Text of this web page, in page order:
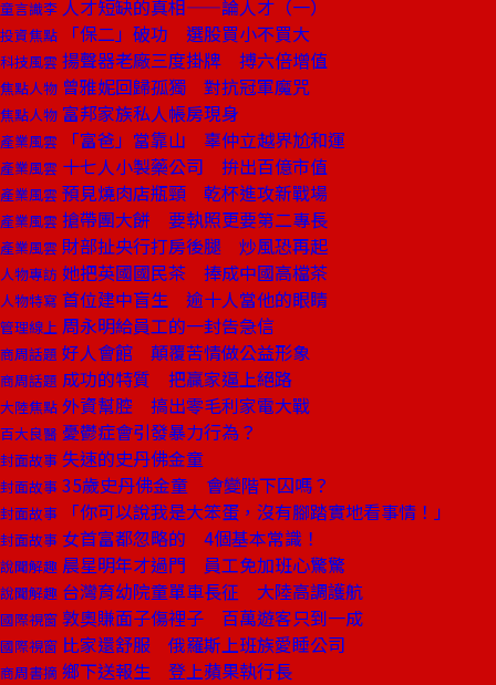
童言識李 人才短缺的真相——論人才（一）
投資焦點 「保二」破功 選股買小不買大
科技風雲 揚聲器老廠三度掛牌 搏六倍增值
焦點人物 曾雅妮回歸孤獨 對抗冠軍魔咒
焦點人物 富邦家族私人帳房現身
產業風雲 「富爸」當靠山 辜仲立越界尬和運
產業風雲 十七人小製藥公司 拚出百億市值
產業風雲 預見燒肉店瓶頸 乾杯進攻新戰場
產業風雲 搶帶團大餅 要執照更要第二專長
產業風雲 財部扯央行打房後腿 炒風恐再起
人物專訪 她把英國國民茶 捧成中國高檔茶
人物特寫 首位建中盲生 逾十人當他的眼睛
管理線上 周永明給員工的一封告急信
商周話題 好人會館 顛覆苦情做公益形象
商周話題 成功的特質 把贏家逼上絕路
大陸焦點 外資幫腔 搞出零毛利家電大戰
百大良醫 憂鬱症會引發暴力行為？
封面故事 失速的史丹佛金童
封面故事 35歲史丹佛金童 會變階下囚嗎？
封面故事 「你可以說我是大笨蛋，沒有腳踏實地看事情！」
封面故事 女首富都忽略的 4個基本常識！
說聞解趣 晨星明年才過門 員工免加班心驚驚
說聞解趣 台灣育幼院童單車長征 大陸高調護航
國際視窗 敦奧賺面子傷裡子 百萬遊客只到一成
國際視窗 比家還舒服 俄羅斯上班族愛睡公司
商周書摘 鄉下送報生 登上蘋果執行長